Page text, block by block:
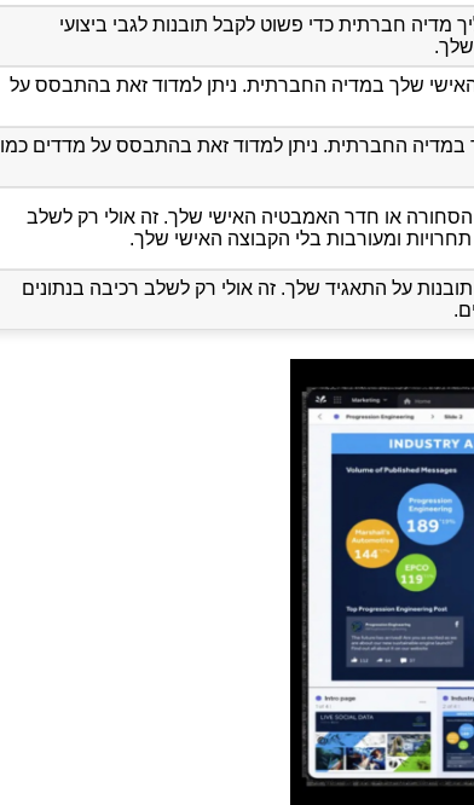
מדיה חברתית כדי פשוט לקבל תובנות לגבי ביצועי
שלך.
שלך במדיה החברתית. ניתן למדוד זאת בהתבסס על
החברתית. ניתן למדוד זאת בהתבסס על מדדים כמו
או חדר האמבטיה האישי שלך. זה אולי רק לשלב
ומעורבות בלי הקבוצה האישי שלך.
על התאגיד שלך. זה אולי רק לשלב רכיבה בנתונים